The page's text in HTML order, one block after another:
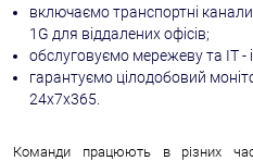
включаємо транспортні
1G для віддалених офісів;
обслуговуємо мережеву та IT -
гарантуємо цілодобовий
24х7х365.
Команди працюють в різних